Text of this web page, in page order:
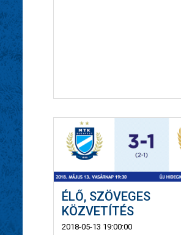
ÉLŐ, SZÖVEGES
KÖZVETÍTÉS
2018-05-13 19:00:00